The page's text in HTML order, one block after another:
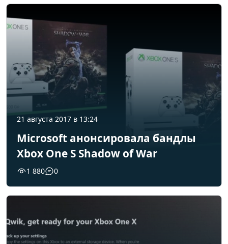
21 августа 2017 в 13:24
Microsoft анонсировала бандлы
Xbox One S Shadow of War
1 880 0